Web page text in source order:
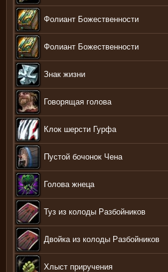
Фолиант Божественности
Фолиант Божественности
Знак жизни
Говорящая голова
Клок шерсти Гурфа
Пустой бочонок Чена
Голова жнеца
Туз из колоды Разбойников
Двойка из колоды Разбойников
Хлыст приручения